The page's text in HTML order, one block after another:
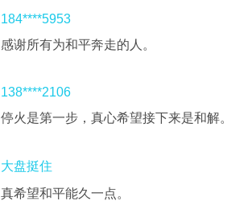
184****5953
感谢所有为和平奔走的人。
138****2106
停火是第一步，真心希望接下来是和解。
大盘挺住
真希望和平能久一点。